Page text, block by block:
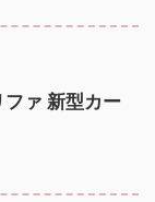
ファ 新型カー